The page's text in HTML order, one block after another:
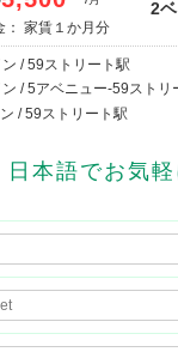
： 家賃１か月分
2
ン / 59ストリート駅
ン / 5アベニュー-59ストリ
/ 59ストリート駅
本語でお気